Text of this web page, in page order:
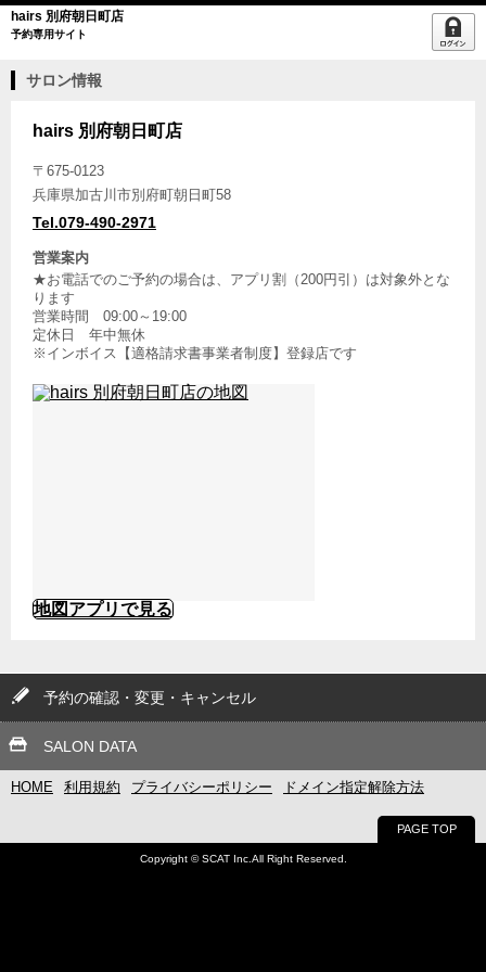
hairs 別府朝日町店
予約専用サイト
サロン情報
hairs 別府朝日町店
〒675-0123
兵庫県加古川市別府町朝日町58
Tel.079-490-2971
営業案内
★お電話でのご予約の場合は、アプリ割（200円引）は対象外とな
ります
営業時間 09:00～19:00
定休日 年中無休
※インボイス【適格請求書事業者制度】登録店です
地図アプリで見る
予約の確認・変更・キャンセル
SALON DATA
HOME 利用規約 プライバシーポリシー ドメイン指定解除方法
PAGE TOP
Copyright © SCAT Inc.All Right Reserved.